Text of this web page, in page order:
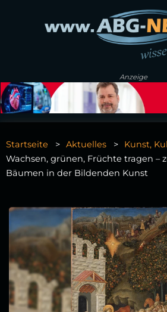
Anzeige
Startseite Aktuelles
Kunst,
Wachsen, grünen, Früchte tragen –
Bäumen in der Bildenden Kunst